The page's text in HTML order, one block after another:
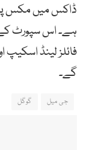
ڈاکس میں مکس
ہے۔ اس سپورٹ کے
فائلز لینڈ
گے۔
جی میل گوگل